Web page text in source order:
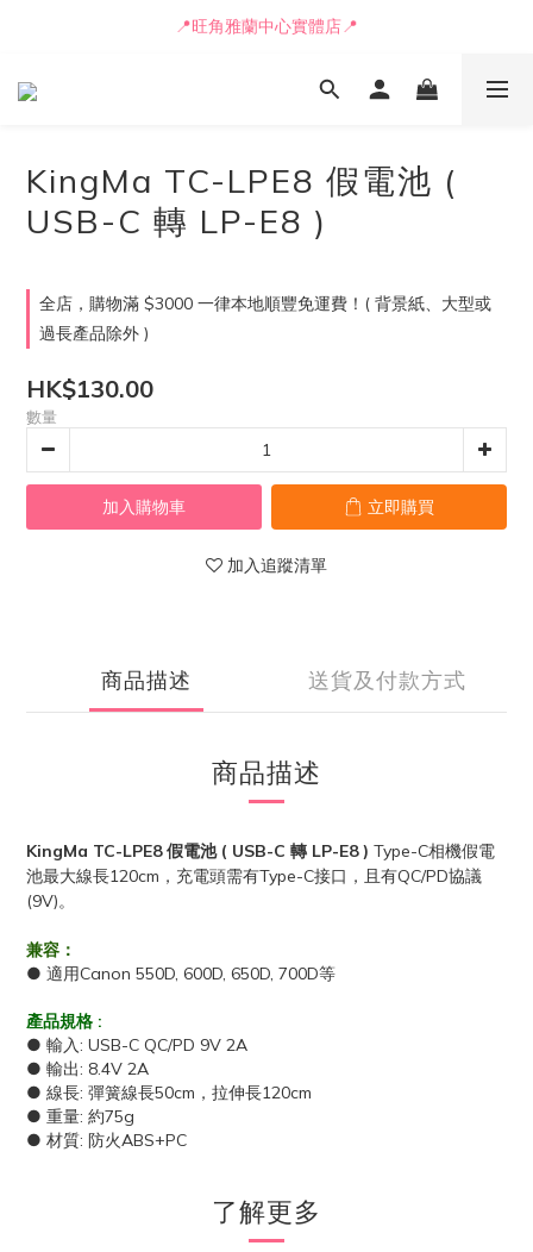
📒🖋️報價單 / 採購表格🖋️📒
📍旺角雅蘭中心實體店📍
🚛最快可即日安排貨車送到💨
KingMa TC-LPE8 假電池 (
USB-C 轉 LP-E8 )
全店，購物滿 $3000 一律本地順豐免運費！( 背景紙、大型或
過長產品除外 )
HK$130.00
數量
加入購物車 立即購買
加入追蹤清單
商品描述 送貨及付款方式
商品描述
KingMa TC-LPE8 假電池 ( USB-C 轉 LP-E8 ) Type-C相機假電
池最大線長120cm，充電頭需有Type-C接口，且有QC/PD協議
(9V)。
兼容：
● 適用Canon 550D, 600D, 650D, 700D等
產品規格 :
● 輸入: USB-C QC/PD 9V 2A
● 輸出: 8.4V 2A
● 線長: 彈簧線長50cm，拉伸長120cm
● 重量: 約75g
● 材質: 防火ABS+PC
了解更多